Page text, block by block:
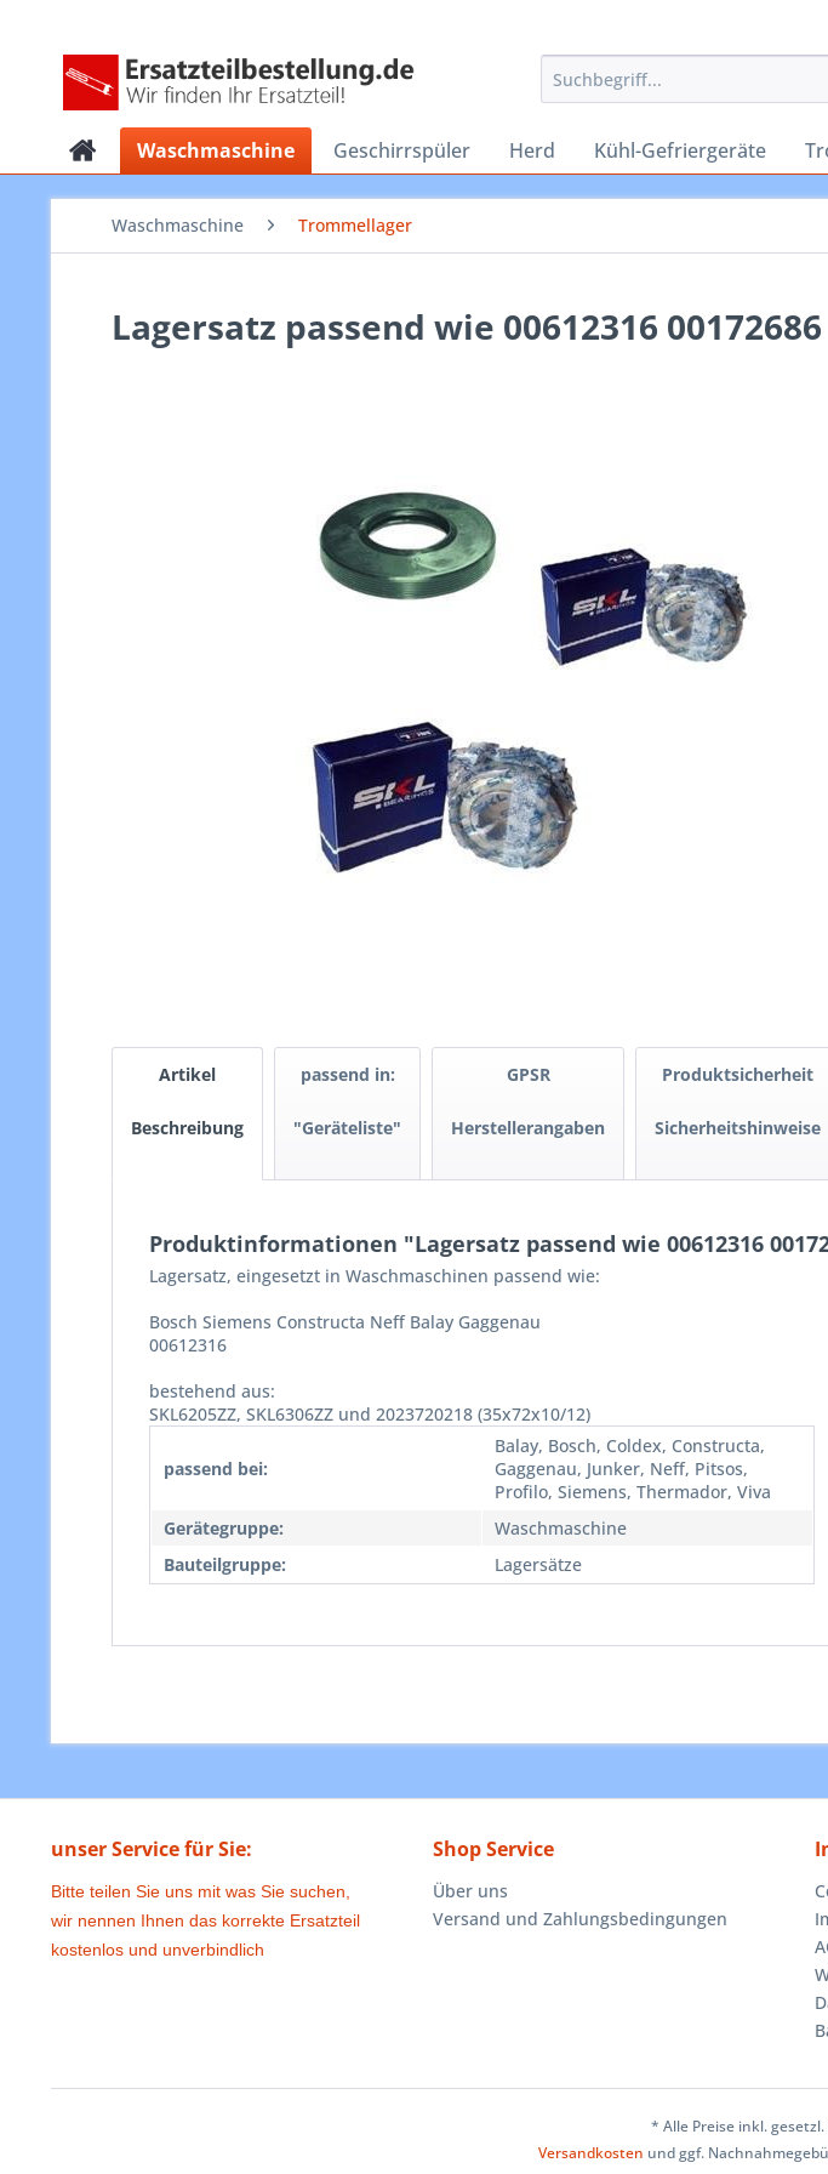
Waschmaschine Geschirrspüler Herd Kühl-Gefriergeräte
Waschmaschine Trommellager
Lagersatz passend wie 00612316 00172686
Artikel
Beschreibung
passend in:
"Geräteliste"
GPSR
Herstellerangaben
Produktsicherheit
Sicherheitshinweise
Produktinformationen "Lagersatz passend wie 00612316
Lagersatz, eingesetzt in Waschmaschinen passend wie:
Bosch Siemens Constructa Neff Balay Gaggenau
00612316
bestehend aus:
SKL6205ZZ, SKL6306ZZ und 2023720218 (35x72x10/12)
passend bei:
Balay, Bosch, Coldex, Constructa,
Gaggenau, Junker, Neff, Pitsos,
Profilo, Siemens, Thermador, Viva
Gerätegruppe:
Waschmaschine
Bauteilgruppe:
Lagersätze
unser Service für Sie:
Bitte teilen Sie uns mit was Sie suchen,
wir nennen Ihnen das korrekte Ersatzteil
kostenlos und unverbindlich
Shop Service
Über uns
Versand und Zahlungsbedingungen
* Alle Preise inkl.
Versandkosten und ggf.